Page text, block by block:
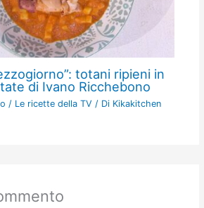
totani ripieni in
di Ivano Ricchebono
/ Le ricette della TV / Di Kikakitchen